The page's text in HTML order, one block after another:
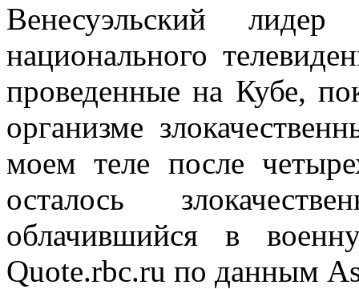
Венесуэльский
национального
проведенные на Кубе,
организме
моем теле после
осталось
облачившийся в
Quote.rbc.ru по данным